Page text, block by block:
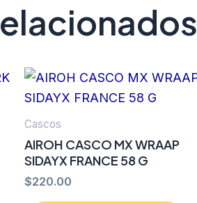
Cascos
AIROH CASCO MX WRAAP
SIDAYX FRANCE 58 G
$220.00